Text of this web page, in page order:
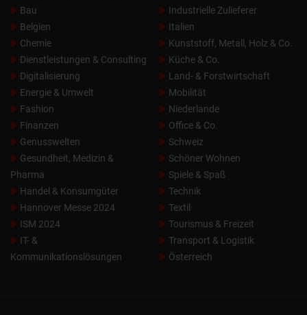
Bau
Belgien
Chemie
Dienstleistungen & Consulting
Digitalisierung
Energie & Umwelt
Fashion
Finanzen
Genusswelten
Gesundheit, Medizin &
Pharma
Handel & Konsumgüter
Hannover Messe 2024
ISM 2024
IT- &
Kommunikationslösungen
Industrielle Zulieferer
Italien
Kunststoff, Metall, Holz & Co.
Küche & Co.
Land- & Forstwirtschaft
Mobilität
Niederlande
Office & Co.
Schweiz
Schöner Wohnen
Spiele & Spaß
Technik
Textil
Tourismus & Freizeit
Transport & Logistik
Österreich